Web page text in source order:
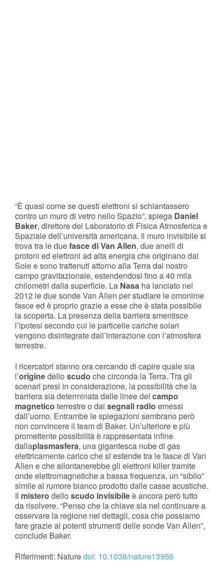
“È quasi come se questi elettroni si schiantassero
contro un muro di vetro nello Spazio”, spiega Daniel
Baker, direttore del Laboratorio di Fisica Atmosferica e
Spaziale dell’università americana. Il muro invisibile si
trova tra le duefasce di Van Allen, due anelli di
protoni ed elettroni ad alta energia che originano dal
Sole e sono trattenuti attorno alla Terra dal nostro
campo gravitazionale, estendendosi fino a 40 mila
chilometri dalla superficie. La Nasa ha lanciato nel
2012 le due sonde Van Allen per studiare le omonime
fasce ed è proprio grazie a esse che è stata possibile
la scoperta. La presenza della barriera smentisce
l’ipotesi secondo cui le particelle cariche solari
vengono disintegrate dall’interazione con l’atmosfera
terrestre.
I ricercatori stanno ora cercando di capire quale sia
l’originedello scudo che circonda la Terra. Tra gli
scenari presi in considerazione, la possibilità che la
barriera sia determinata dalle linee del campo
magnetico terrestre o dai segnali radio emessi
dall’uomo. Entrambe le spiegazioni sembrano però
non convincere il team di Baker. Un’ulteriore e più
promettente possibilità è rappresentata infine
dallaplasmasfera, una gigantesca nube di gas
elettricamente carico che si estende tra le fasce di Van
Allen e che allontanerebbe gli elettroni killer tramite
onde elettromagnetiche a bassa frequenza, un “sibilo”
simile al rumore bianco prodotto dalle casse acustiche.
Il mistero dello scudo invisibileè ancora però tutto
da risolvere. “Penso che la chiave sia nel continuare a
osservare la regione nei dettagli, cosa che possiamo
fare grazie ai potenti strumenti delle sonde Van Allen”,
conclude Baker.
Riferimenti: Naturedoi: 10.1038/nature13956